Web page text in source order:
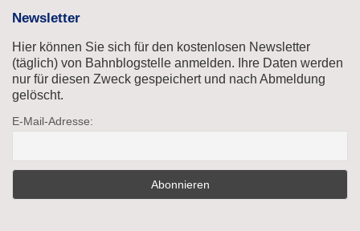
Newsletter
Hier können Sie sich für den kostenlosen Newsletter
(täglich) von Bahnblogstelle anmelden. Ihre Daten werden
nur für diesen Zweck gespeichert und nach Abmeldung
gelöscht.
E-Mail-Adresse: